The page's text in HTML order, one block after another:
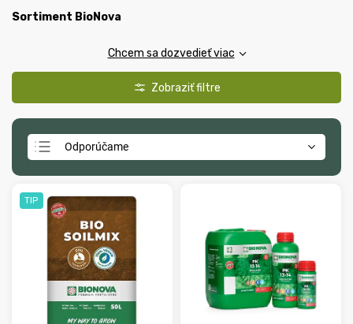
Sortiment BioNova
Chcem sa dozvedieť viac
Odporúčame
Najdrahšie
Najpredávanejšie
Abecedne
TIP